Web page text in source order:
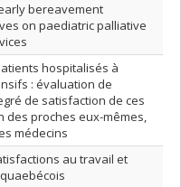
bereavement
on paediatric palliative
hospitalisés à
: évaluation de
de satisfaction de ces
des proches eux-mêmes,
médecins
au travail et